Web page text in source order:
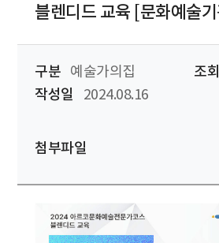
블렌디드 교육 [문화예술
구분 예술가의집 조
작성일
2024.08.16
첨부파일